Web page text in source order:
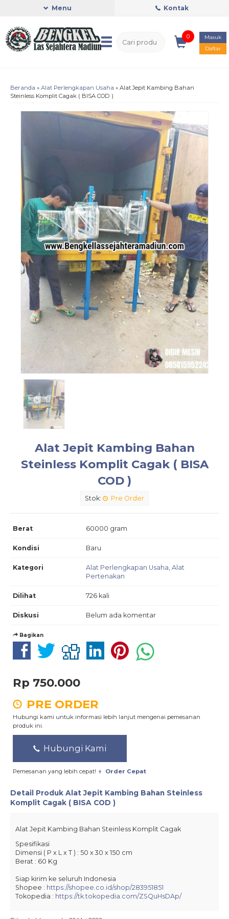
Menu Kontak
0
Masuk
Daftar
Beranda » Alat Perlengkapan Usaha » Alat Jepit Kambing Bahan
Steinless Komplit Cagak ( BISA COD )
Alat Jepit Kambing Bahan
Steinless Komplit Cagak ( BISA
COD )
Stok: Pre Order
Berat 60000 gram
Kondisi Baru
Kategori Alat Perlengkapan Usaha, Alat
Pertenakan
Dilihat 726 kali
Diskusi Belum ada komentar
Bagikan
Rp 750.000
PRE ORDER
Hubungi kami untuk informasi lebih lanjut mengenai pemesanan
produk ini.
Hubungi Kami
Pemesanan yang lebih cepat! Order Cepat
Detail Produk Alat Jepit Kambing Bahan Steinless
Komplit Cagak ( BISA COD )
Alat Jepit Kambing Bahan Steinless Komplit Cagak
Spesifikasi
Dimensi ( P x L x T ) : 50 x 30 x 150 cm
Berat : 60 Kg
Siap kirim ke seluruh Indonesia
Shopee : https://shopee.co.id/shop/283951851
Tokopedia : https://tk.tokopedia.com/ZSQuHsDAp/